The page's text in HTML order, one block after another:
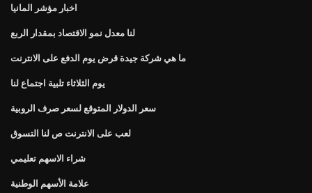
اخبار مؤشر المانيا
لنا معدل نمو الاقتصاد بمقدار الربع
ما هي شركة جيدة قرض يوم الدفع على الانترنت
يوم الثلاثاء تلبية اجتماع لنا
سعر الدولار المتوقع لسعر صرف الروبية
لعب على الانترنت ص لنا التسوق
شراء الاسهم تعليمي
علامة الأسهم الوطنية